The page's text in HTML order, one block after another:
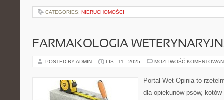
CATEGORIES: NIERUCHOMOŚCI
FARMAKOLOGIA
POSTED BY ADMIN LIS - 11 - 2025 MOŻLIWOŚĆ
Portal Wet-Opinia to
dla opiekunów psów,